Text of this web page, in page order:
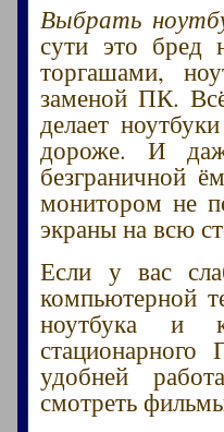
Выбрать
сути это бред
торгашами,
заменой ПК.
делает
дороже. И
безграничной
монитором не
экраны на всю
Если у вас
компьютерной
ноутбука и
удобней
смотреть